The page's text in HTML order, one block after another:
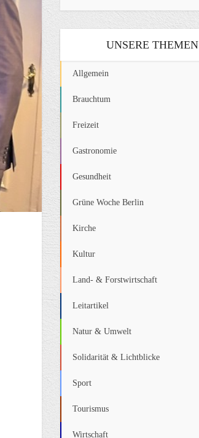
UNSERE THEMEN
Allgemein
Brauchtum
Freizeit
Gastronomie
Gesundheit
Grüne Woche Berlin
Kirche
Kultur
Land- & Forstwirtschaft
Leitartikel
Natur & Umwelt
Solidarität & Lichtblicke
Sport
Tourismus
Wirtschaft